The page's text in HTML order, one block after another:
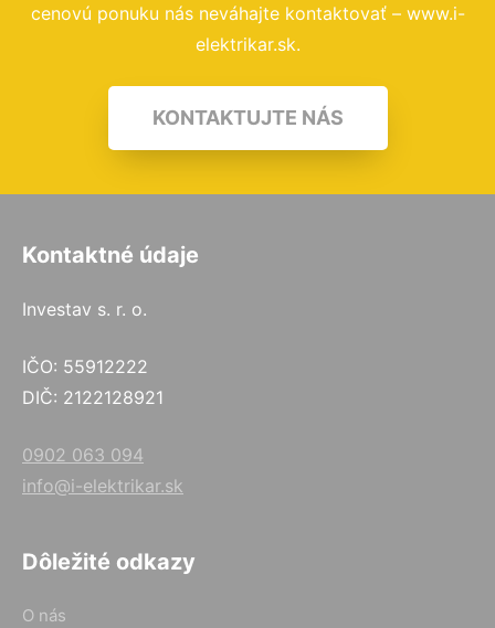
cenovú ponuku nás neváhajte kontaktovať – www.i-
elektrikar.sk.
KONTAKTUJTE NÁS
Kontaktné údaje
Investav s. r. o.
IČO: 55912222
DIČ: 2122128921
0902 063 094
info@i-elektrikar.sk
Dôležité odkazy
O nás